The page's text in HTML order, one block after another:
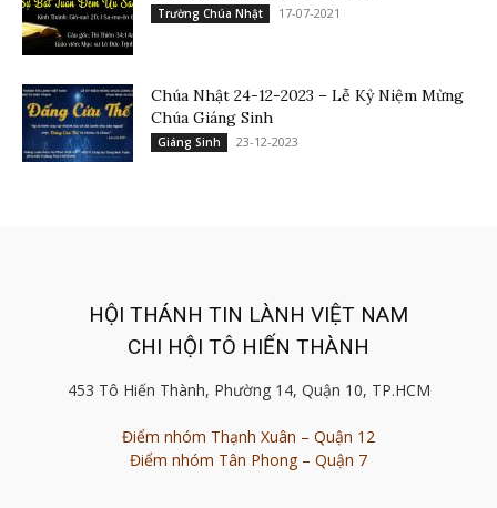
Trường Chúa Nhật 17-07-2021
Chúa Nhật 24-12-2023 – Lễ Kỷ Niệm Mừng
Chúa Giáng Sinh
Giáng Sinh 23-12-2023
HỘI THÁNH TIN LÀNH VIỆT NAM
CHI HỘI TÔ HIẾN THÀNH
453 Tô Hiến Thành, Phường 14, Quận 10, TP.HCM
Điểm nhóm Thạnh Xuân – Quận 12
Điểm nhóm Tân Phong – Quận 7